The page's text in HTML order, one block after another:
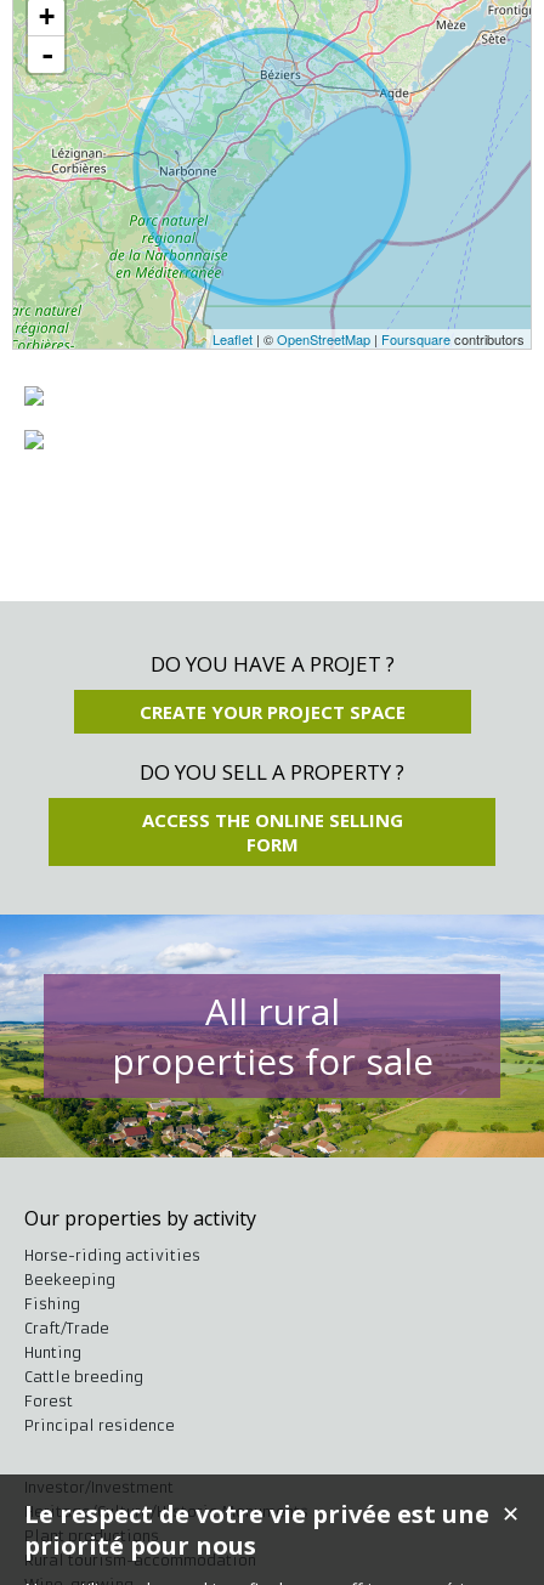
+
-
Leaflet | ©OpenStreetMap | Foursquarecontributors
DO YOU HAVE A PROJET ?
CREATE YOUR PROJECT SPACE
DO YOU SELL A PROPERTY ?
ACCESS THE ONLINE SELLING
FORM
All rural
properties for sale
Our properties by activity
Horse-riding activities
Beekeeping
Fishing
Craft/Trade
Hunting
Cattle breeding
Forest
Principal residence
Investor/Investment
Heritage/Culture/Historic Monuments
Plant productions
Rural tourism-accommodation
✕
Le respect de votre vie privée est une
priorité pour nous